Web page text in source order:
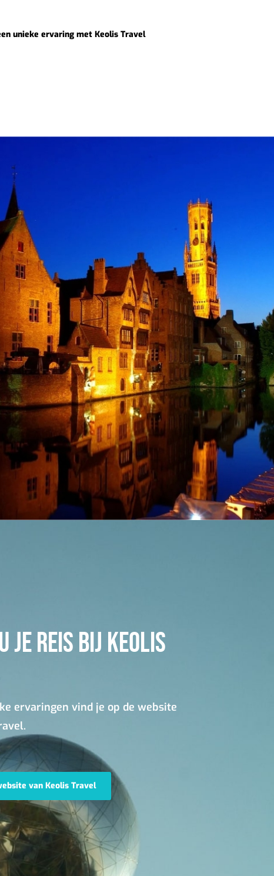
unieke ervaring met Keolis Travel
JE REIS BIJ KEOLIS
ervaringen vind je op de website
van Keolis Travel